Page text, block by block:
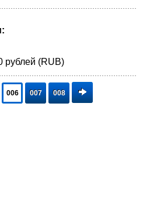
рублей (RUB)
006 007 008